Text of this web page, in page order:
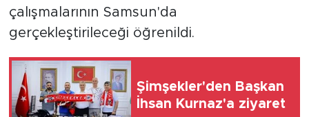
çalışmalarının Samsun'da
gerçekleştirileceği öğrenildi.
Şimşekler'den Başkan
İhsan Kurnaz'a ziyaret